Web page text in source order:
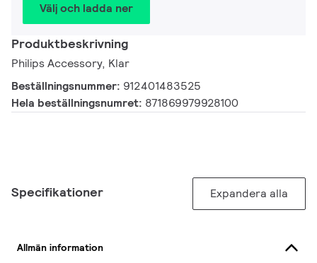
Välj och ladda ner
Produktbeskrivning
Philips Accessory, Klar
Beställningsnummer: 912401483525
Hela beställningsnumret: 871869979928100
Specifikationer Expandera alla
Allmän information